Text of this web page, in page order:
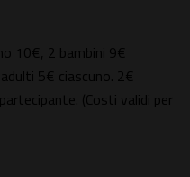
10€, 2 bambini 9€
5€ ciascuno. 2€
(Costi validi per